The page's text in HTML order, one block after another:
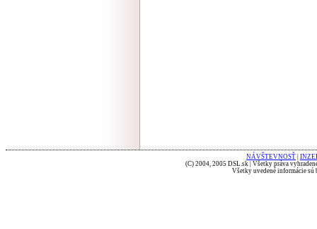
NÁVŠTEVNOSŤ
(C) 2004, 2005 DSL.sk | Všetky práva
Všetky uvedené informácie sú